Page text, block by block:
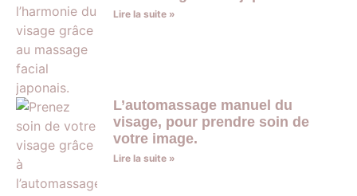
Lire la suite »
L’automassage manuel du
visage, pour prendre soin de
votre image.
Lire la suite »